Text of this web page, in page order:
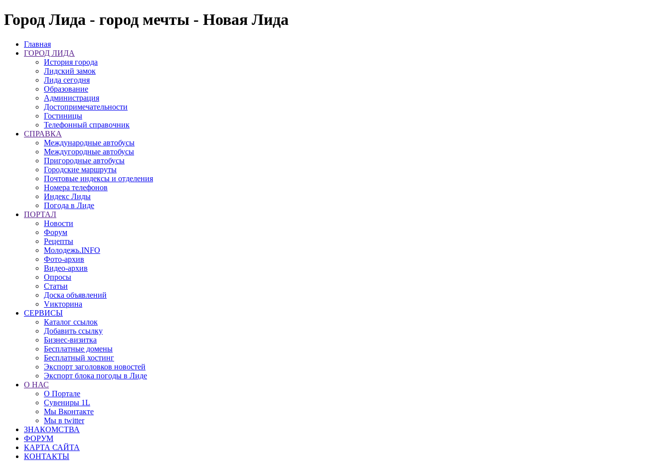
Город Лида - город мечты - Новая Лида
Главная
ГОРОД ЛИДА
История города
Лидский замок
Лида сегодня
Образование
Администрация
Достопримечательности
Гостиницы
Телефонный справочник
СПРАВКА
Международные автобусы
Междугородные автобусы
Пригородные автобусы
Городские маршруты
Почтовые индексы и отделения
Номера телефонов
Индекс Лиды
Погода в Лиде
ПОРТАЛ
Новости
Форум
Рецепты
Молодежь.INFO
Фото-архив
Видео-архив
Опросы
Статьи
Доска объявлений
Vикторина
СЕРВИСЫ
Каталог ссылок
Добавить ссылку
Бизнес-визитка
Бесплатные домены
Бесплатный хостинг
Экспорт заголовков новостей
Экспорт блока погоды в Лиде
О НАС
О Портале
Сувениры 1L
Мы Вконтакте
Мы в twitter
ЗНАКОМСТВА
ФОРУМ
КАРТА САЙТА
КОНТАКТЫ